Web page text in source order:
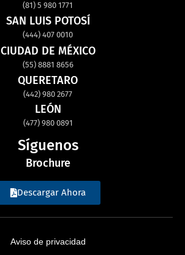
(81) 5 980 1771
SAN LUIS POTOSÍ
(444) 407 0010
CIUDAD DE MÉXICO
(55) 8881 8656
QUERETARO
(442) 980 2677
LEÓN
(477) 980 0891
Síguenos
Brochure
Descargar Ahora
Aviso de privacidad